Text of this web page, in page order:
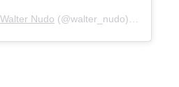
Walter Nudo (@walter_nudo) in data: